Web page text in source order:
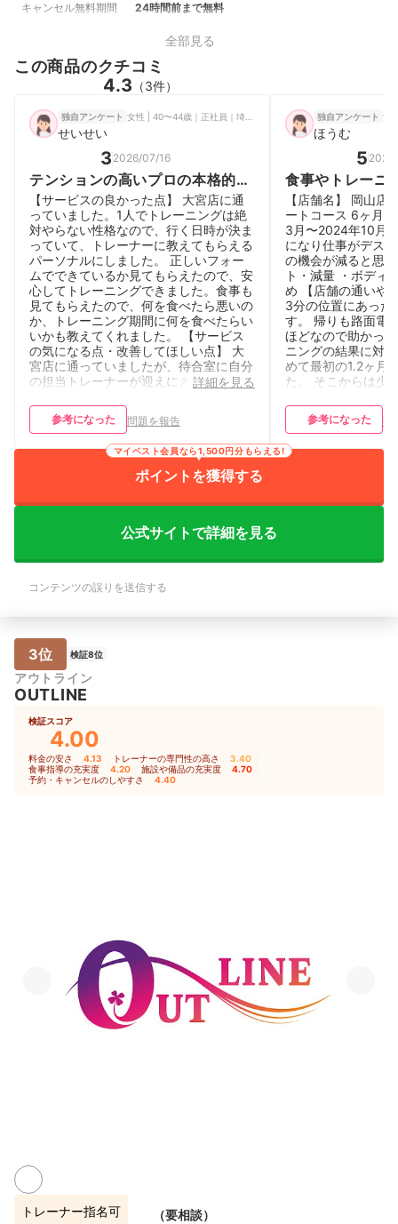
キャンセル無料期間 24時間前まで無料
全部見る
この商品のクチコミ
4.3 （3件）
独自アンケート
せいせい
3 2026/07/16
テンションの高いプロの本格的な
指導を受けられる。
【サービスの良かった点】 大宮店に通
っていました。1人でトレーニングは絶
対やらない性格なので、行く日時が決ま
っていて、トレーナーに教えてもらえる
パーソナルにしました。 正しいフォー
ムでできているか見てもらえたので、安
心してトレーニングできました。食事も
見てもらえたので、何を食べたら悪いの
か、トレーニング期間に何を食べたらい
いかも教えてくれました。 【サービス
の気になる点・改善してほしい点】 大
宮店に通っていましたが、待合室に自分
の担当トレーナーが迎えにきてくれるの
いる時間が気まずかった。 そして時間
になるとテンションの高いトレーナーが
次々に現れ、お客さんをトレーニング部
屋に連れて行くのが、なんかちょっと嫌
だった。 トレーナーのテンションが高
いので、元気な事はいい事なのですが、
ちょっと元気すぎてついていけない時も
詳細を見る
参考になった 問題を報告
独自アンケート 女
ほうむ
5
食事やトレーニ
分専用にカスタ
★初心者にも優
ム
【店舗名】 岡山店
ートコース 6ヶ月
3月〜2024年10月
になり仕事がデス
の機会が減ると思
ト・減量 ・ボディ
め 【店舗の通いや
3分の位置にあった
す。 帰りも路面電
ほどなので助かっ
ニングの結果に対
めて最初の1.2ヶ月
た。 そこからは少
らいには見た目も
導の満足度】 トレ
は1~10まで丁寧に
く不安なくやれて
ださったりしたの
ウンセリングに行
参考になった
ポイントを獲得する
マイベスト会員なら1,500円分もらえる!
公式サイトで詳細を見る
コンテンツの誤りを送信する
3位 検証8位
アウトライン
OUTLINE
検証スコア
4.00
料金の安さ 4.13 トレーナーの専門性の高さ 3.40
食事指導の充実度 4.20 施設や備品の充実度 4.70
予約・キャンセルのしやすさ 4.40
トレーナー指名可
（要相談）